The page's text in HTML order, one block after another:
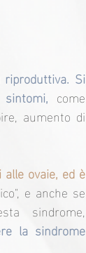
Si
come
aumento di
ovaie, ed è
e anche se
sindrome,
la sindrome